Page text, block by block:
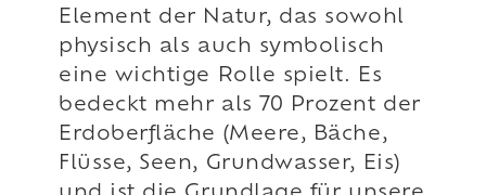
Element der Natur, das sowohl
physisch als auch symbolisch
eine wichtige Rolle spielt. Es
bedeckt mehr als 70 Prozent der
Erdoberfläche (Meere, Bäche,
Flüsse, Seen, Grundwasser, Eis)